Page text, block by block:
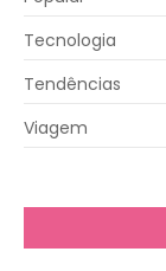
Tecnologia
Tendências
Viagem